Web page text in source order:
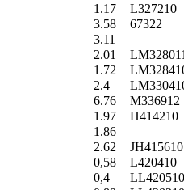
1.17
L327210
3.58
67322
3.11
2.01
1.72
2.4
6.76
M336912
1.97
H414210
1.86
2.62
JH415610
0,58
L420410
0,4
LL420510